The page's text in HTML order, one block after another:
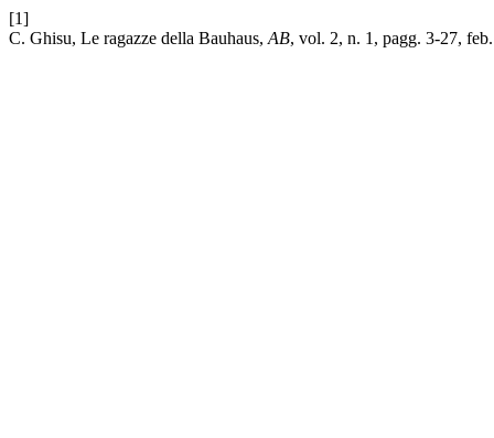
[1]
C. Ghisu, Le ragazze della Bauhaus, AB, vol. 2, n. 1, pagg. 3-27,